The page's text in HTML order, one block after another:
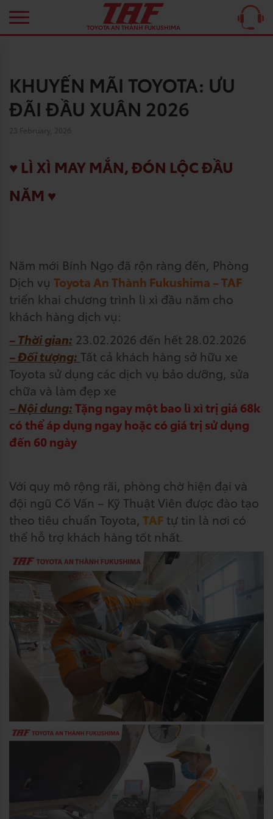
TOYOTA AN THÀNH FUKUSHIMA
KHUYẾN MÃI TOYOTA: ƯU
ĐÃI ĐẦU XUÂN 2026
♥ LÌ XÌ MAY MẮN, ĐÓN LỘC ĐẦU
NĂM ♥
Năm mới Bính Ngọ đã rộn ràng đến, Phòng
Dịch vụ Toyota An Thành Fukushima – TAF
triển khai chương trình lì xì đầu năm cho
khách hàng dịch vụ:
– Thời gian: 23.02.2026 đến hết 28.02.2026
– Đối tượng: Tất cả khách hàng sở hữu xe
Toyota sử dụng các dịch vụ bảo dưỡng, sửa
chữa và làm đẹp xe
– Nội dung:Tặng ngay một bao lì xì trị giá 68k
có thể áp dụng ngay hoặc có giá trị sử dụng
đến 60 ngày
Với quy mô rộng rãi, phòng chờ hiện đại và
đội ngũ Cố Vấn – Kỹ Thuật Viên được đào tạo
theo tiêu chuẩn Toyota, TAF tự tin là nơi có
thể hỗ trợ khách hàng tốt nhất.